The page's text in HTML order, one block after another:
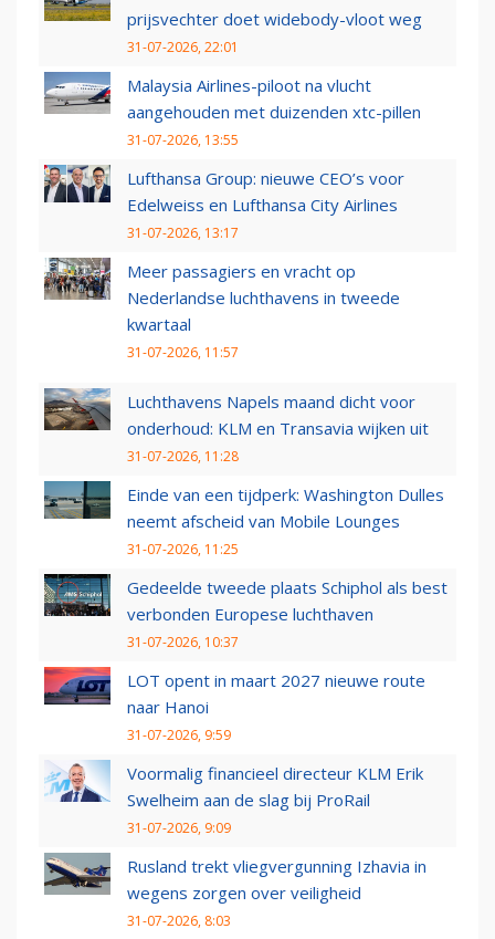
prijsvechter doet widebody-vloot weg
31-07-2026, 22:01
Malaysia Airlines-piloot na vlucht
aangehouden met duizenden xtc-pillen
31-07-2026, 13:55
Lufthansa Group: nieuwe CEO’s voor
Edelweiss en Lufthansa City Airlines
31-07-2026, 13:17
Meer passagiers en vracht op
Nederlandse luchthavens in tweede
kwartaal
31-07-2026, 11:57
Luchthavens Napels maand dicht voor
onderhoud: KLM en Transavia wijken uit
31-07-2026, 11:28
Einde van een tijdperk: Washington Dulles
neemt afscheid van Mobile Lounges
31-07-2026, 11:25
Gedeelde tweede plaats Schiphol als best
verbonden Europese luchthaven
31-07-2026, 10:37
LOT opent in maart 2027 nieuwe route
naar Hanoi
31-07-2026, 9:59
Voormalig financieel directeur KLM Erik
Swelheim aan de slag bij ProRail
31-07-2026, 9:09
Rusland trekt vliegvergunning Izhavia in
wegens zorgen over veiligheid
31-07-2026, 8:03